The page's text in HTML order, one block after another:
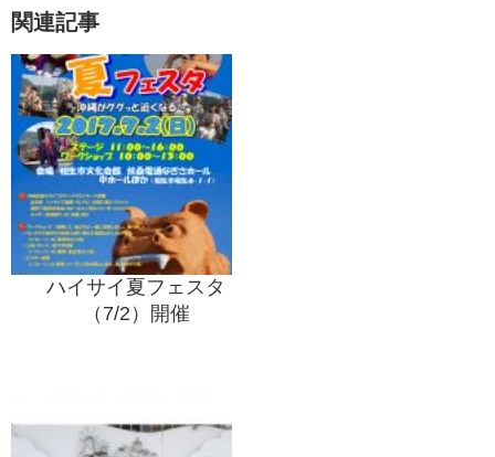
関連記事
ハイサイ夏フェスタ
（7/2）開催